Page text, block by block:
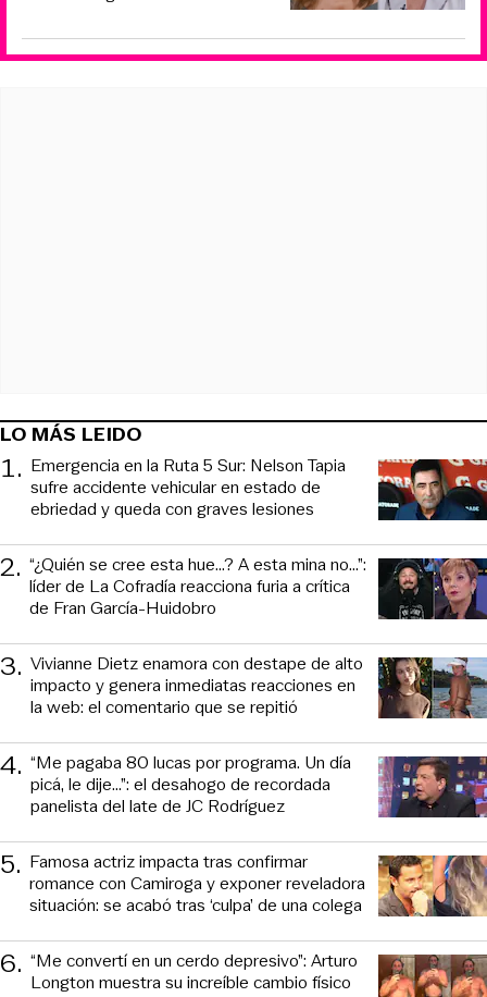
LO MÁS LEIDO
1. Emergencia en la Ruta 5 Sur: Nelson Tapia
sufre accidente vehicular en estado de
ebriedad y queda con graves lesiones
2. “¿Quién se cree esta hue...? A esta mina no...”:
líder de La Cofradía reacciona furia a crítica
de Fran García-Huidobro
3. Vivianne Dietz enamora con destape de alto
impacto y genera inmediatas reacciones en
la web: el comentario que se repitió
4. “Me pagaba 80 lucas por programa. Un día
picá, le dije...”: el desahogo de recordada
panelista del late de JC Rodríguez
5. Famosa actriz impacta tras confirmar
romance con Camiroga y exponer reveladora
situación: se acabó tras ‘culpa’ de una colega
6. “Me convertí en un cerdo depresivo”: Arturo
Longton muestra su increíble cambio físico